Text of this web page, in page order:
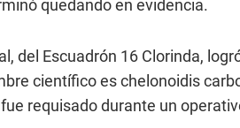
quedando en evidencia.
del Escuadrón 16 Clorinda,
científico es chelonoidis
requisado durante un